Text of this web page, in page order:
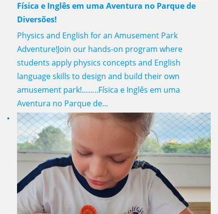
Física e Inglês em uma Aventura no Parque de
Diversões!
Physics and English for an Amusement Park
Adventure!Join our hands-on program where
students apply physics concepts and English
language skills to design and build their own
amusement park!……..Física e Inglês em uma
Aventura no Parque de...